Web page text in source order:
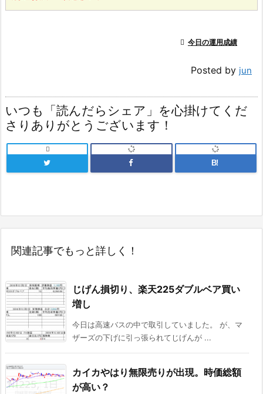
 今日の運用成績
Posted by jun
いつも「読んだらシェア」を心掛けてくだ
さりありがとうございます！

B!
関連記事でもっと詳しく！
じげん損切り、楽天225ダブルベア買い
増し
今日は高速バスの中で取引していました。 が、マ
ザーズの下げに引っ張られてじげんが ...
カイカやはり無限売りが出現。時価総額
が高い？